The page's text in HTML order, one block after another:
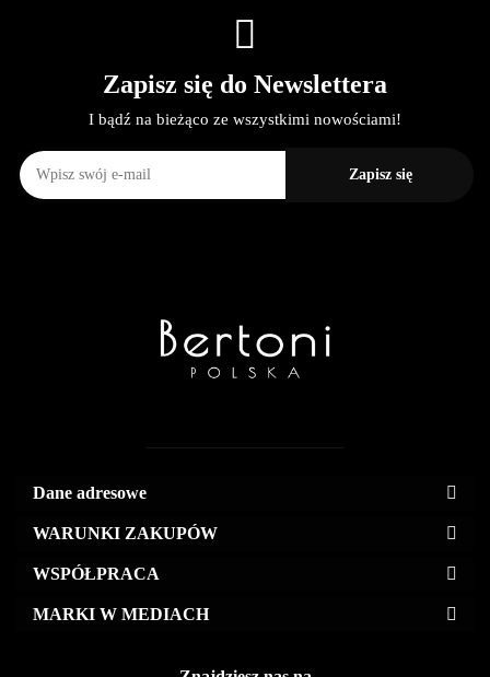
Zapisz się do Newslettera
I bądź na bieżąco ze wszystkimi nowościami!
Dane adresowe
WARUNKI ZAKUPÓW
WSPÓŁPRACA
MARKI W MEDIACH